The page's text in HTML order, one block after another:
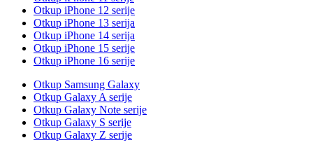
Otkup iPhone 12 serije
Otkup iPhone 13 serija
Otkup iPhone 14 serija
Otkup iPhone 15 serije
Otkup iPhone 16 serije
Otkup Samsung Galaxy
Otkup Galaxy A serije
Otkup Galaxy Note serije
Otkup Galaxy S serije
Otkup Galaxy Z serije